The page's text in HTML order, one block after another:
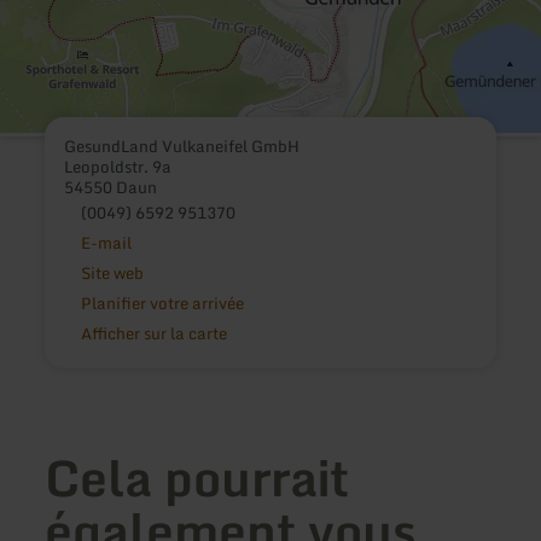
GesundLand Vulkaneifel GmbH
Leopoldstr. 9a
54550 Daun
(0049) 6592 951370
E-mail
Site web
Planifier votre arrivée
Afficher sur la carte
Cela pourrait